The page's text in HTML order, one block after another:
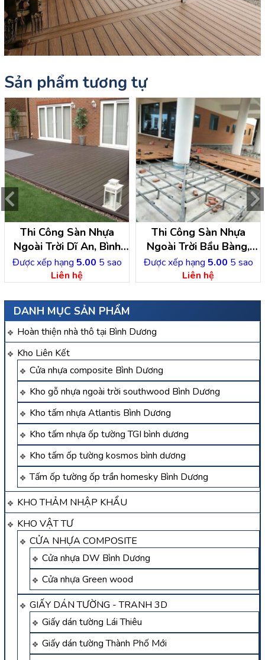
DANH MỤC SẢN PHẨM
Hoàn thiện nhà thô tại Bình Dương
Kho Liên Kết
Cửa nhựa composite Bình Dương
Kho gỗ nhựa ngoài trời southwood Bình Dương
Kho tấm nhựa Atlantis Bình Dương
Kho tấm nhựa ốp tường TGI bình dương
Kho tấm ốp tường kosmos bình dương
Tấm ốp tường ốp trần homesky Bình Dương
KHO THẢM NHẬP KHẨU
KHO VẬT TƯ
CỬA NHỰA COMPOSITE
Cửa nhựa DW Bình Dương
Cửa nhựa Green wood
GIẤY DÁN TƯỜNG - TRANH 3D
Giấy dán tường Lái Thiêu
Giấy dán tường Thành Phố Mới
Sản phẩm tương tự
Thi Công Sàn Nhựa
Ngoài Trời Dĩ An, Bình
Dương
Được xếp hạng 5.00 5 sao
Liên hệ
Thi Công Sàn Nhựa
Ngoài Trời Bầu Bàng,
Bình Dương
Được xếp hạng 5.00 5 sao
Liên hệ